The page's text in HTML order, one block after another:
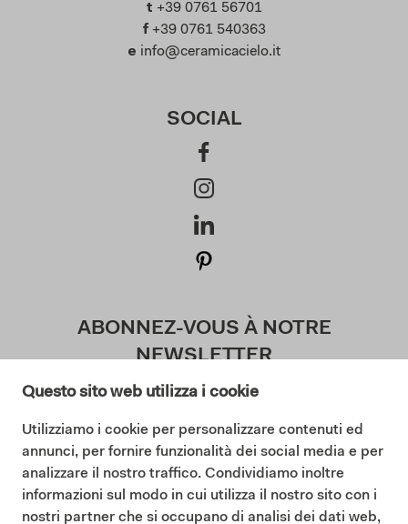
Questo sito web utilizza i cookie
Utilizziamo i cookie per personalizzare contenuti ed
annunci, per fornire funzionalità dei social media e per
analizzare il nostro traffico. Condividiamo inoltre
informazioni sul modo in cui utilizza il nostro sito con i
nostri partner che si occupano di analisi dei dati web,
t +39 0761 56701
f +39 0761 540363
e info@ceramicacielo.it
SOCIAL
ABONNEZ-VOUS À NOTRE
NEWSLETTER
J'accepte la politique de confidentialité (
Lisez notre politique de confidentialité)
S'abonner